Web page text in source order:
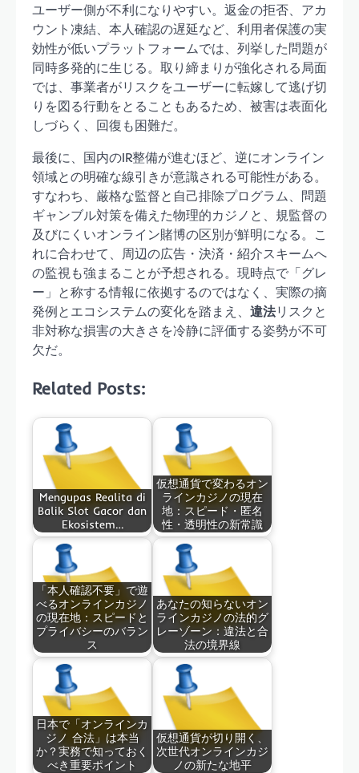
ユーザー側が不利になりやすい。返金の拒否、アカ
ウント凍結、本人確認の遅延など、利用者保護の実
効性が低いプラットフォームでは、列挙した問題が
同時多発的に生じる。取り締まりが強化される局面
では、事業者がリスクをユーザーに転嫁して逃げ切
りを図る行動をとることもあるため、被害は表面化
しづらく、回復も困難だ。
最後に、国内のIR整備が進むほど、逆にオンライン
領域との明確な線引きが意識される可能性がある。
すなわち、厳格な監督と自己排除プログラム、問題
ギャンブル対策を備えた物理的カジノと、規監督の
及びにくいオンライン賭博の区別が鮮明になる。こ
れに合わせて、周辺の広告・決済・紹介スキームへ
の監視も強まることが予想される。現時点で「グレ
ー」と称する情報に依拠するのではなく、実際の摘
発例とエコシステムの変化を踏まえ、 違法リスクと
非対称な損害の大きさを冷静に評価する姿勢が不可
欠だ。
Related Posts:
Mengupas Realita di
Balik Slot Gacor dan
Ekosistem…
仮想通貨で変わるオン
ラインカジノの現在
地：スピード・匿名
性・透明性の新常識
「本人確認不要」で遊
べるオンラインカジノ
の現在地：スピードと
プライバシーのバラン
ス
あなたの知らないオン
ラインカジノの法的グ
レーゾーン：違法と合
法の境界線
日本で「オンラインカ
ジノ 合法」は本当
か？実務で知っておく
べき重要ポイント
仮想通貨が切り開く、
次世代オンラインカジ
ノの新たな地平